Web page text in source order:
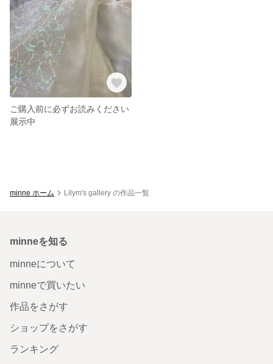
ご購入前に必ずお読みください
展示中
minne ホーム Lilym's gallery の作品一覧
minneを知る
minneについて
minneで買いたい
作品をさがす
ショップをさがす
ランキング